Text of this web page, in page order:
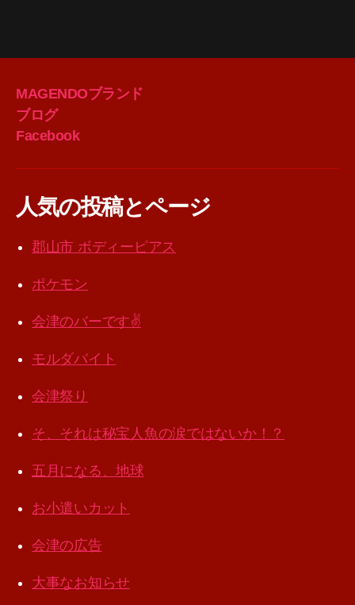
MAGENDOブランド
ブログ
Facebook
人気の投稿とページ
郡山市 ボディーピアス
ポケモン
会津のバーです✌️
モルダバイト
会津祭り
そ、それは秘宝人魚の涙ではないか！？
五月になる、地球
お小遣いカット
会津の広告
大事なお知らせ